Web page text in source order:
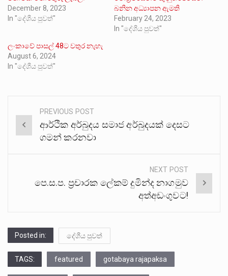
December 8, 2023
In "දේශීය පුවත්"
බනින අධ්‍යාපන ඇමති
February 24, 2023
In "දේශීය පුවත්"
ලංකාවේ පාසල් 48ට වතුර නැහැ
August 6, 2024
In "දේශීය පුවත්"
Post
navigation
PREVIOUS POST
ආර්ථික අර්බුදය සමාජ අර්බුදයක් දෙසට
ගමන් කරනවා
NEXT POST
පෙ.ස.ප. ප්‍රචාරක ලේකම් දුමින්ද නාගමුව
අත්අඩංගුවට!
Posted in: දේශීය පුවත්
TAGS: featured gotabaya rajapaksa